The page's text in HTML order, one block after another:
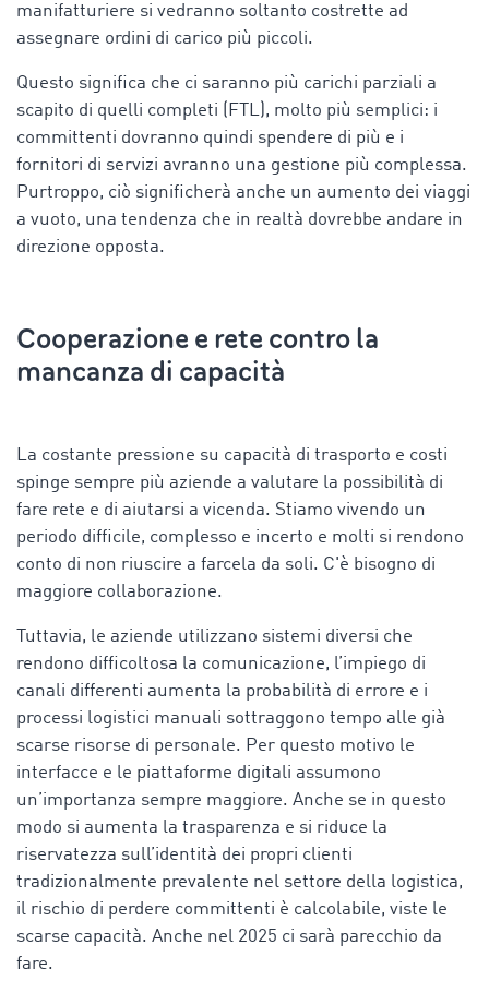
manifatturiere si vedranno soltanto costrette ad
assegnare ordini di carico più piccoli.
Questo significa che ci saranno più carichi parziali a
scapito di quelli completi (FTL), molto più semplici: i
committenti dovranno quindi spendere di più e i
fornitori di servizi avranno una gestione più complessa.
Purtroppo, ciò significherà anche un aumento dei viaggi
a vuoto, una tendenza che in realtà dovrebbe andare in
direzione opposta.
Cooperazione e rete contro la
mancanza di capacità
La costante pressione su capacità di trasporto e costi
spinge sempre più aziende a valutare la possibilità di
fare rete e di aiutarsi a vicenda. Stiamo vivendo un
periodo difficile, complesso e incerto e molti si rendono
conto di non riuscire a farcela da soli. C'è bisogno di
maggiore collaborazione.
Tuttavia, le aziende utilizzano sistemi diversi che
rendono difficoltosa la comunicazione, l’impiego di
canali differenti aumenta la probabilità di errore e i
processi logistici manuali sottraggono tempo alle già
scarse risorse di personale. Per questo motivo le
interfacce e le piattaforme digitali assumono
un’importanza sempre maggiore. Anche se in questo
modo si aumenta la trasparenza e si riduce la
riservatezza sull’identità dei propri clienti
tradizionalmente prevalente nel settore della logistica,
il rischio di perdere committenti è calcolabile, viste le
scarse capacità. Anche nel 2025 ci sarà parecchio da
fare.